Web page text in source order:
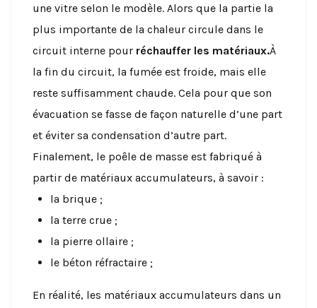
une vitre selon le modèle. Alors que la partie la
plus importante de la chaleur circule dans le
circuit interne pour réchauffer les matériaux.À
la fin du circuit, la fumée est froide, mais elle
reste suffisamment chaude. Cela pour que son
évacuation se fasse de façon naturelle d’une part
et éviter sa condensation d’autre part.
Finalement, le poêle de masse est fabriqué à
partir de matériaux accumulateurs, à savoir :
la brique ;
la terre crue ;
la pierre ollaire ;
le béton réfractaire ;
En réalité, les matériaux accumulateurs dans un